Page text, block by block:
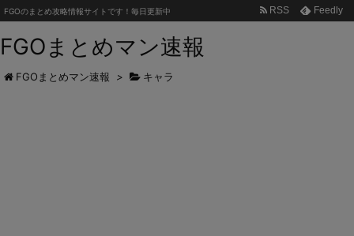
FGOまとめマン速報
FGOのまとめ攻略情報サイトです！毎日更新中 RSS Feedly
FGOまとめマン速報 > キャラ